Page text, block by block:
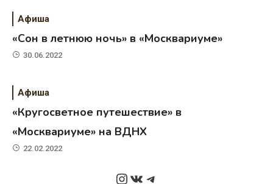
Афиша
«Сон в летнюю ночь» в «Москвариуме»
30.06.2022
Афиша
«Кругосветное путешествие» в
«Москвариуме» на ВДНХ
22.02.2022
Instagram
ВКонтакте
Telegram